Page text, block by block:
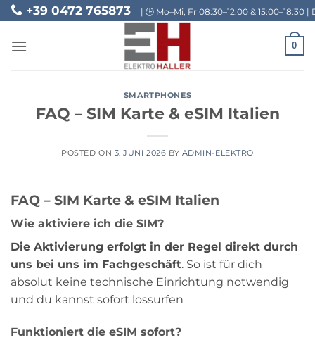
Skip
to
content
+39 0472 765873 | 🕒 Mo–Mi, Fr 08:30–12:00 & 15:00–18:30 |
0
SMARTPHONES
FAQ – SIM Karte & eSIM Italien
POSTED ON 3. JUNI 2026 BY ADMIN-ELEKTRO
FAQ – SIM Karte & eSIM Italien
Wie aktiviere ich die SIM?
Die Aktivierung erfolgt in der Regel direkt durch
uns bei uns im Fachgeschäft. So ist für dich
absolut keine technische Einrichtung notwendig
und du kannst sofort lossurfen
Funktioniert die eSIM sofort?